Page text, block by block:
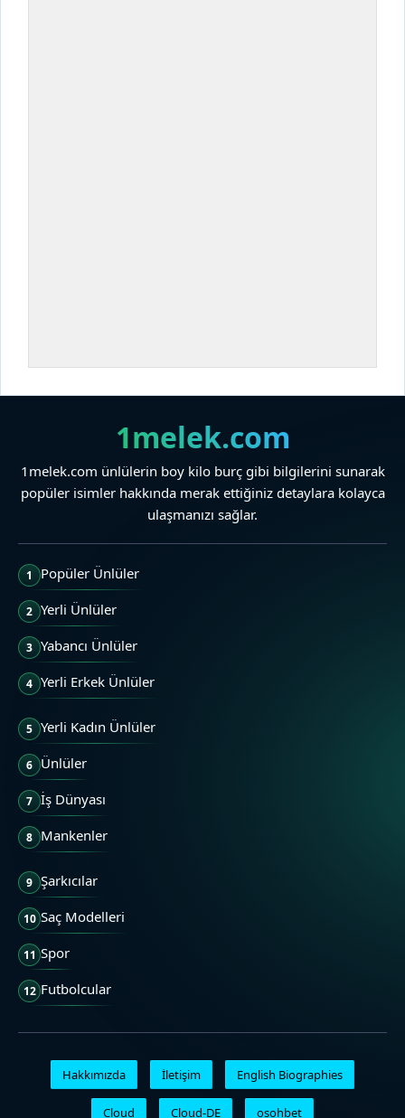
1melek.com
1melek.com ünlülerin boy kilo burç gibi bilgilerini sunarak
popüler isimler hakkında merak ettiğiniz detaylara kolayca
ulaşmanızı sağlar.
1 Popüler Ünlüler
2 Yerli Ünlüler
3 Yabancı Ünlüler
4 Yerli Erkek Ünlüler
5 Yerli Kadın Ünlüler
6 Ünlüler
7 İş Dünyası
8 Mankenler
9 Şarkıcılar
10 Saç Modelleri
11 Spor
12 Futbolcular
Hakkımızda İletişim English Biographies
Cloud Cloud-DE osohbet